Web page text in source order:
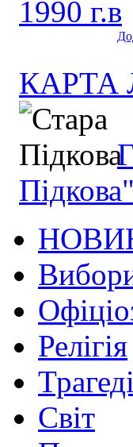
КАРТА
Підкова"
Релігія
Світ